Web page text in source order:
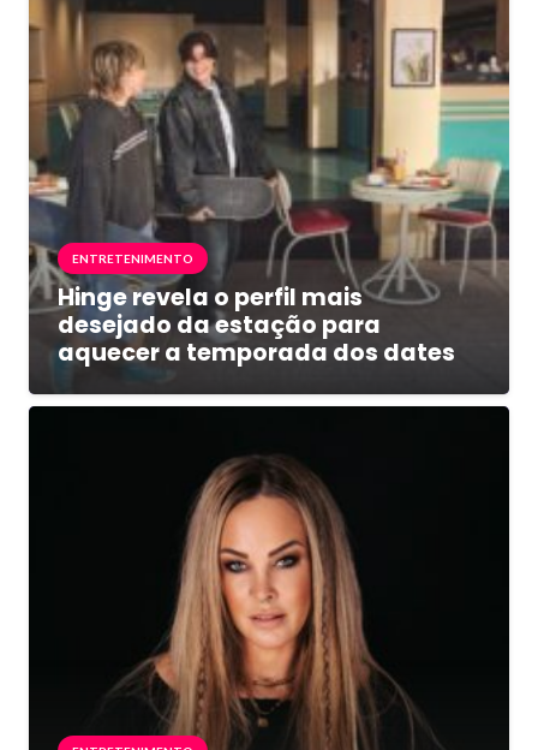
ENTRETENIMENTO
Hinge revela o perfil mais
desejado da estação para
aquecer a temporada dos dates